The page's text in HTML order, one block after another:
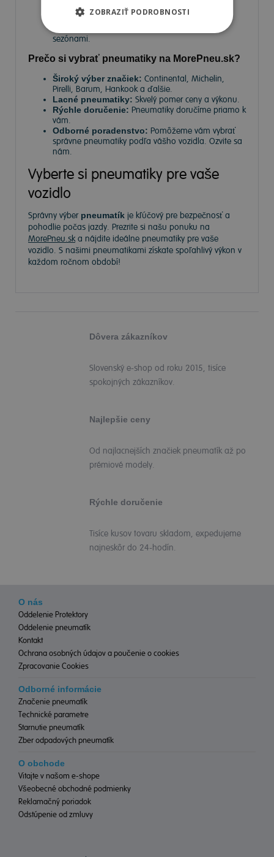
priľnavosťou.
Celoročné pneumatiky – Univerzálne riešenie pre
vodičov, ktorí nechcú meniť pneumatiky medzi
sezónami.
Prečo si vybrať pneumatiky na MorePneu.sk?
Široký výber značiek: Continental, Michelin,
Pirelli, Barum, Hankook a ďalšie.
Lacné pneumatiky: Skvelý pomer ceny a výkonu.
Rýchle doručenie: Pneumatiky doručíme priamo k
vám.
Odborné poradenstvo: Pomôžeme vám vybrať
správne pneumatiky podľa vášho vozidla. Ozvite sa
nám.
Vyberte si pneumatiky pre vaše
vozidlo
Správny výber pneumatík je kľúčový pre bezpečnosť a
pohodlie počas jazdy. Prezrite si našu ponuku na
MorePneu.ska nájdite ideálne pneumatiky pre vaše
vozidlo. S našimi pneumatikami získate spoľahlivý výkon v
každom ročnom období!
Dôvera zákazníkov
Slovenský e-shop od roku 2015, tisíce
spokojných zákazníkov.
Najlepšie ceny
Od najlacnejších značiek pneumatík až po
prémiové modely.
Rýchle doručenie
Tisíce kusov tovaru skladom, expedujeme
najneskôr do 24-hodín.
O nás
Oddelenie Protektory
Oddelenie pneumatík
Kontakt
Ochrana osobných údajov a poučenie o cookies
Zpracovanie Cookies
Odborné informácie
Značenie pneumatík
Technické parametre
Starnutie pneumatík
Zber odpadových pneumatík
O obchode
Vitajte v našom e-shope
Všeobecné obchodné podmienky
Reklamačný poriadok
Odstúpenie od zmluvy
ZOBRAZIŤ PODROBNOSTI